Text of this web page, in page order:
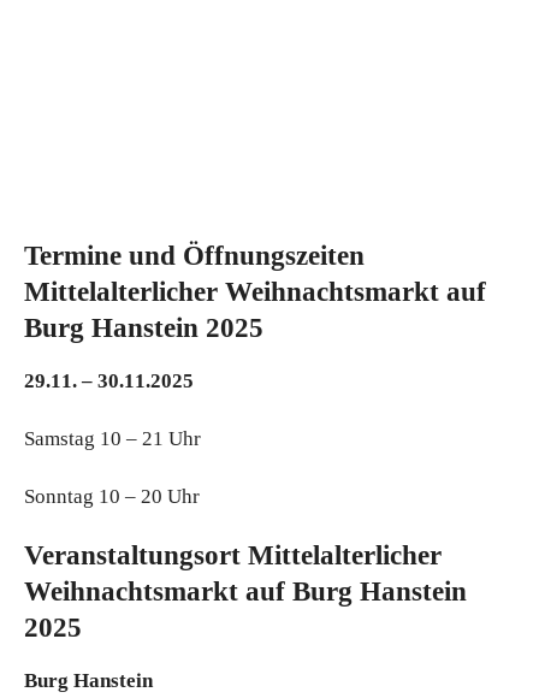
Termine und Öffnungszeiten
Mittelalterlicher Weihnachtsmarkt auf
Burg Hanstein 2025
29.11. – 30.11.2025
Samstag 10 – 21 Uhr
Sonntag 10 – 20 Uhr
Veranstaltungsort Mittelalterlicher
Weihnachtsmarkt auf Burg Hanstein
2025
Burg Hanstein